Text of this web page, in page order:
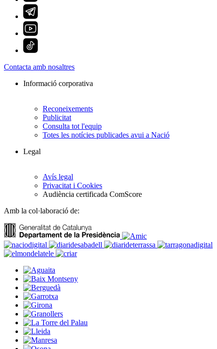
Contacta amb nosaltres
Informació corporativa
Reconeixements
Publicitat
Consulta tot l'equip
Totes les notícies publicades avui a Nació
Legal
Avís legal
Privacitat i Cookies
Audiència certificada ComScore
Amb la col·laboració de: